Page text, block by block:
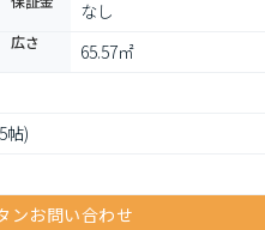
なし
広さ 65.57㎡
帖)
ンお問い合わせ